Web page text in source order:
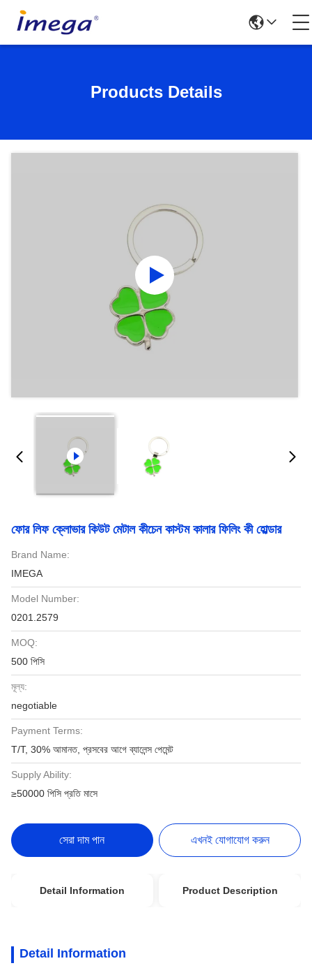
Products Details
ফোর লিফ ক্লোভার কিউট মেটাল কীচেন কাস্টম কালার ফিলিং কী হোল্ডার
Brand Name:
IMEGA
Model Number:
0201.2579
MOQ:
500 পিসি
মূল্য:
negotiable
Payment Terms:
T/T, 30% আমানত, প্রসবের আগে ব্যালেন্স পেমেন্ট
Supply Ability:
≥50000 পিসি প্রতি মাসে
সেরা দাম পান এখনই যোগাযোগ করুন
Detail Information Product Description
Detail Information